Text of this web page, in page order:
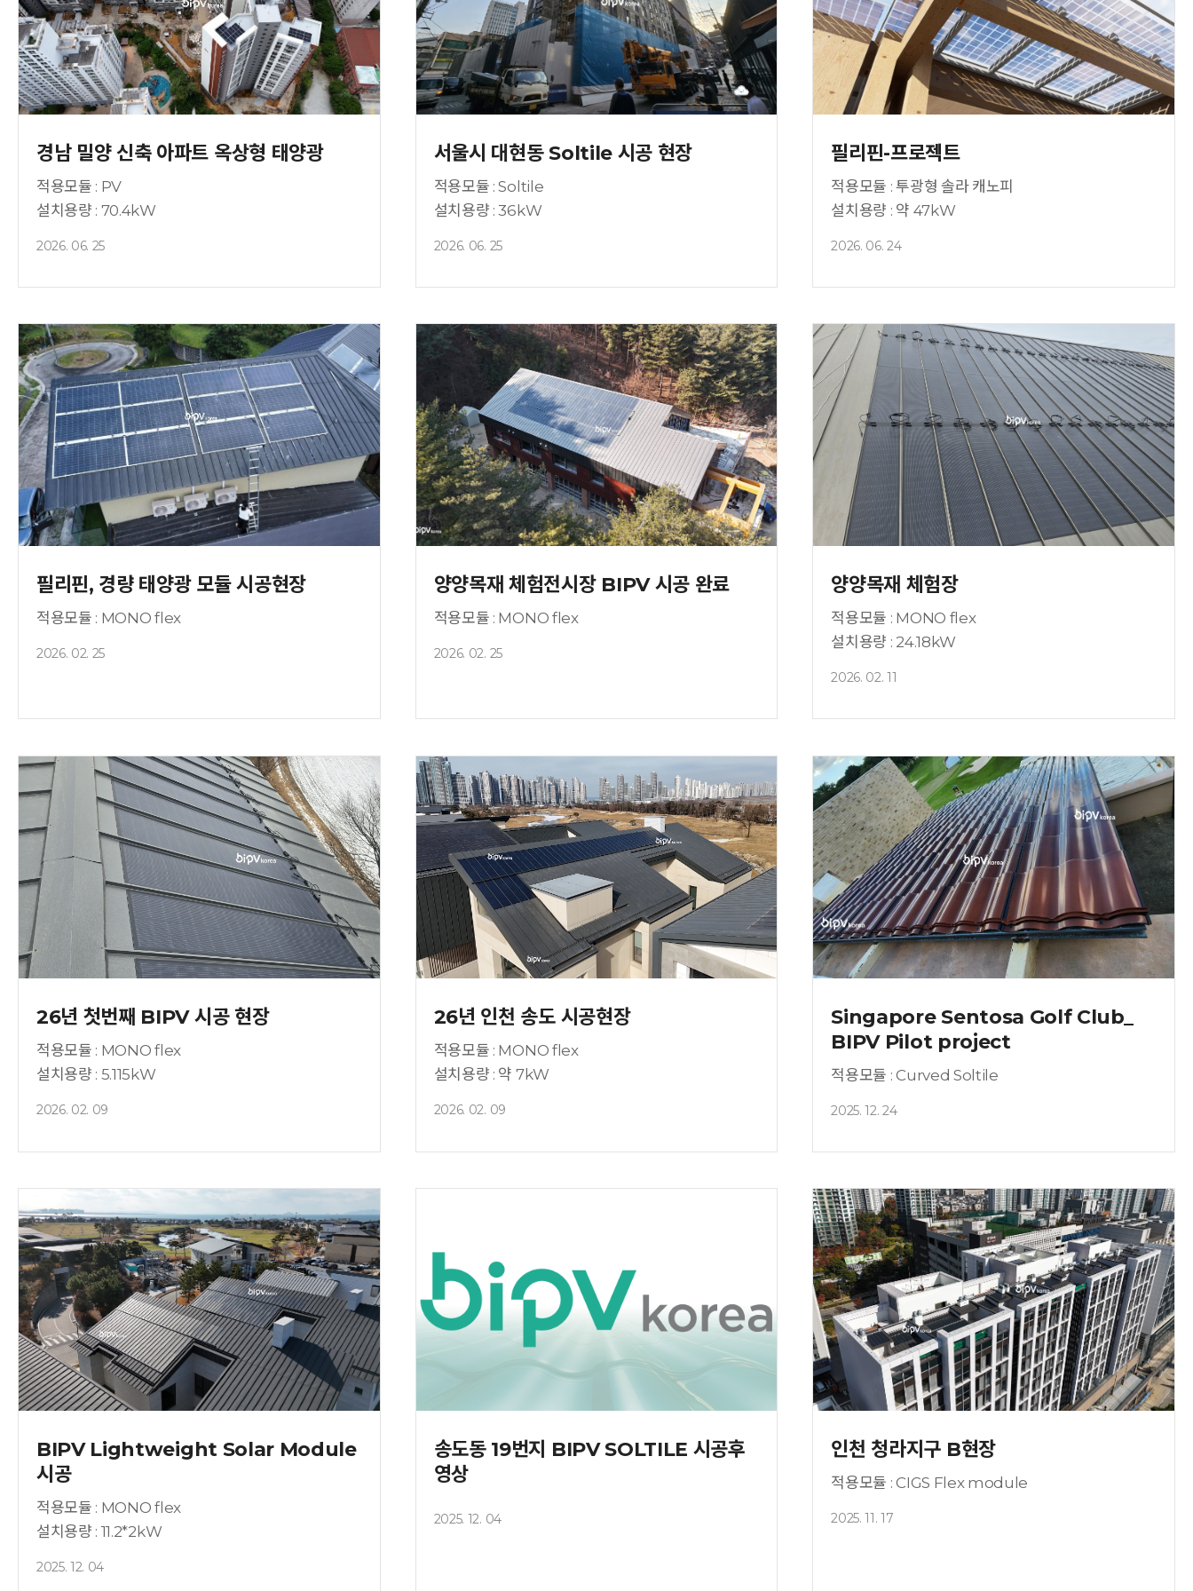
경남 밀양 신축 아파트 옥상형 태양광
적용모듈 : PV
설치용량 : 70.4kW
2026. 06. 25
서울시 대현동 Soltile 시공 현장
적용모듈 : Soltile
설치용량 : 36kW
2026. 06. 25
필리핀-프로젝트
적용모듈 : 투광형 솔라 캐노피
설치용량 : 약 47kW
2026. 06. 24
필리핀, 경량 태양광 모듈 시공현장
적용모듈 : MONO flex
2026. 02. 25
양양목재 체험전시장 BIPV 시공 완료
적용모듈 : MONO flex
2026. 02. 25
양양목재 체험장
적용모듈 : MONO flex
설치용량 : 24.18kW
2026. 02. 11
26년 첫번째 BIPV 시공 현장
적용모듈 : MONO flex
설치용량 : 5.115kW
2026. 02. 09
26년 인천 송도 시공현장
적용모듈 : MONO flex
설치용량 : 약 7kW
2026. 02. 09
Singapore Sentosa Golf Club_
BIPV Pilot project
적용모듈 : Curved Soltile
2025. 12. 24
BIPV Lightweight Solar Module
시공
적용모듈 : MONO flex
설치용량 : 11.2*2kW
2025. 12. 04
송도동 19번지 BIPV SOLTILE 시공후
영상
2025. 12. 04
인천 청라지구 B현장
적용모듈 : CIGS Flex module
2025. 11. 17